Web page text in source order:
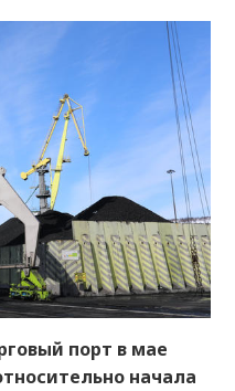
порт в мае
начала